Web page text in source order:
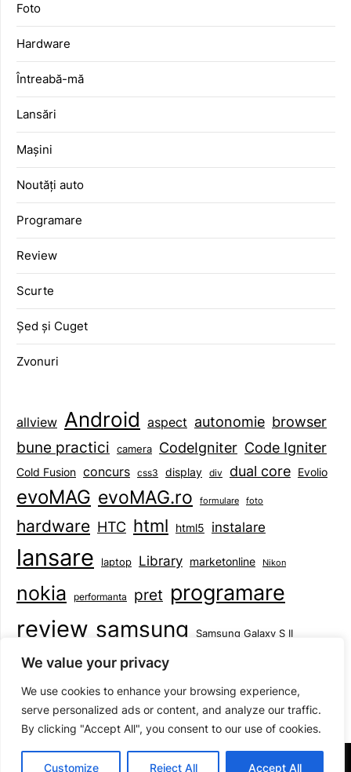
We value your privacy
We use cookies to enhance your browsing experience,
serve personalized ads or content, and analyze our traffic.
By clicking "Accept All", you consent to our use of cookies.
Customize Reject All Accept All
Foto
Hardware
Întreabă-mă
Lansări
Mașini
Noutăți auto
Programare
Review
Scurte
Șed și Cuget
Zvonuri
allview Android aspect autonomie browser
bune practici camera CodeIgniter Code Igniter
Cold Fusion concurs css3 display div dual core Evolio
evoMAG evoMAG.ro formulare foto
hardware HTC html html5 instalare
lansare laptop Library marketonline Nikon
nokia performanta pret programare
review samsung Samsung Galaxy S II
smartphone specificatii standarde
©2026 Mihai Baboi | Design:Newspaperly WordPress